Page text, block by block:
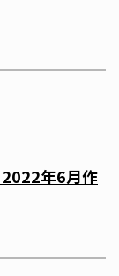
年6月作